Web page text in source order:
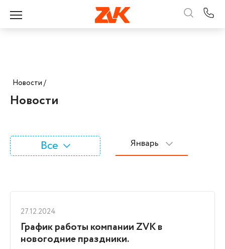
Новости /
Новости
Все Январь
27.12.2024
График работы компании ZVK в
новогодние праздники.